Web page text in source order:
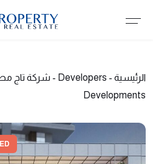
الرئيسية -
Developers
-
Developments